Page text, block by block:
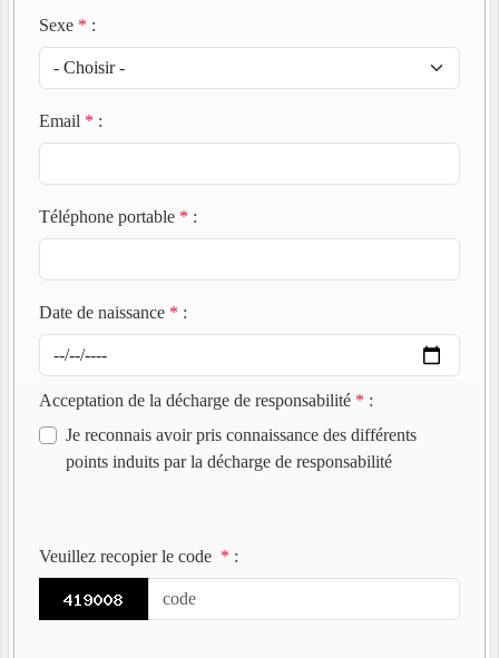
Sexe * :
Email * :
Téléphone portable * :
Date de naissance * :
Acceptation de la décharge de responsabilité * :
Je reconnais avoir pris connaissance des différents
points induits par la décharge de responsabilité
Veuillez recopier le code * :